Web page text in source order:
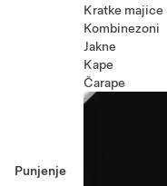
Punjenje
Kratke majice
Kombinezoni
Jakne
Kape
Čarape